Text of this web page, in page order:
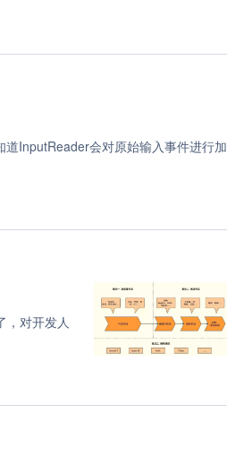
，现在基本规模大的公司要求也越来
有。
InputReader会对原始输入事件进行加
，对开发人